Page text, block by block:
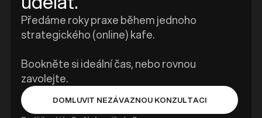
Předáme roky praxe během jednoho
strategického (online) kafe.
Bookněte si ideální čas, nebo rovnou
zavolejte.
DOMLUVIT NEZÁVAZNOU KONZULTACI